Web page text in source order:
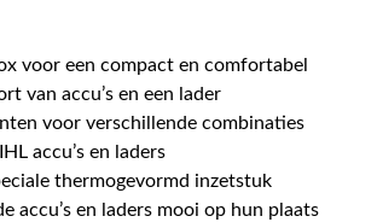
voor een compact en comfortabel
van accu’s en een lader
voor verschillende combinaties
accu’s en laders
thermogevormd inzetstuk
accu’s en laders mooi op hun plaats